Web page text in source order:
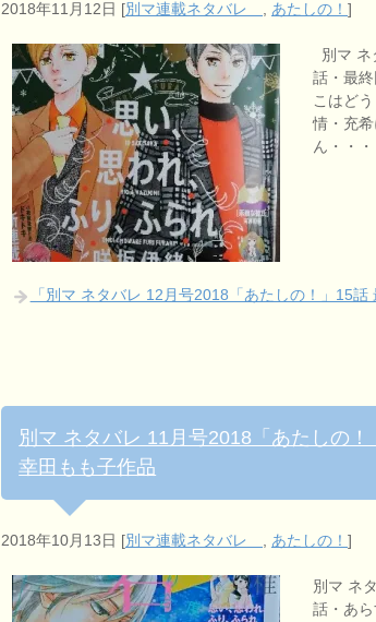
2018年11月12日 [別マ連載ネタバレ あたしの！ ]
別マ ネ
話・最
こはど
情・充
ん・・・
「別マ ネタバレ 12月号2018「あたしの！」15
別マ ネタバレ 11月号2018「あたしの
幸田もも子作品
2018年10月13日 [別マ連載ネタバレ , あたしの！ ]
別マ ネ
話・あ